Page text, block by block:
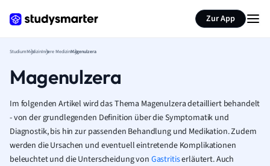
Zur App
StudiumMedizinInnere MedizinMagenulzera
Magenulzera
Im folgenden Artikel wird das Thema Magenulzera detailliert behandelt
- von der grundlegenden Definition über die Symptomatik und
Diagnostik, bis hin zur passenden Behandlung und Medikation. Zudem
werden die Ursachen und eventuell eintretende Komplikationen
beleuchtet und die Unterscheidung von Gastritiserläutert. Auch